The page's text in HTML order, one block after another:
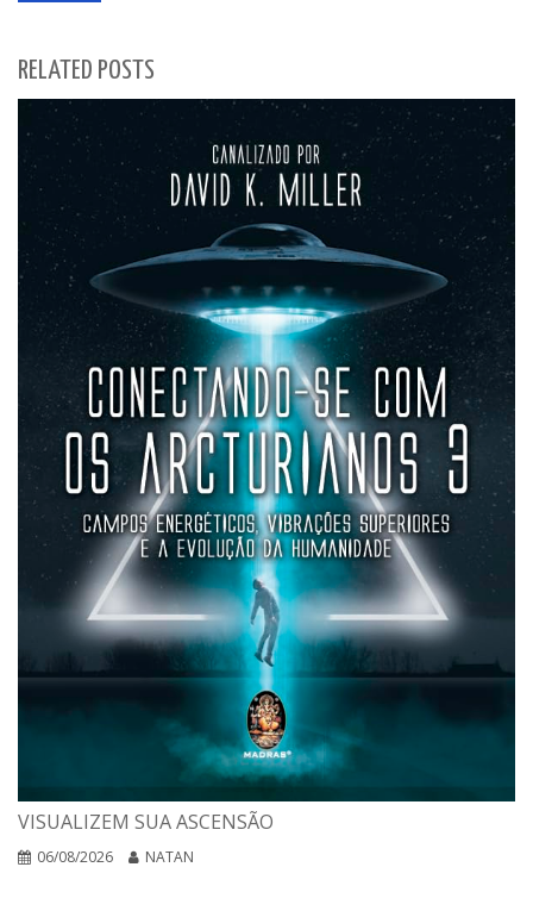
RELATED POSTS
VISUALIZEM SUA ASCENSÃO
06/08/2026 NATAN